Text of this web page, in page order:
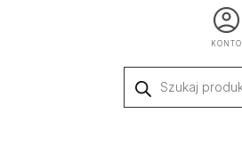
KONTO
produktów